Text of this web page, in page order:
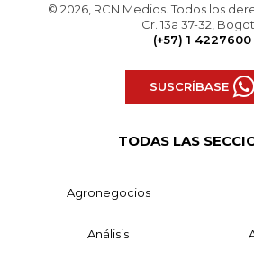
© 2026, RCN Medios. Todos los
Cr. 13a 37-32,
(+57) 1 4227600
SUSCRÍBASE
TODAS LAS
Agronegocios
Análisis